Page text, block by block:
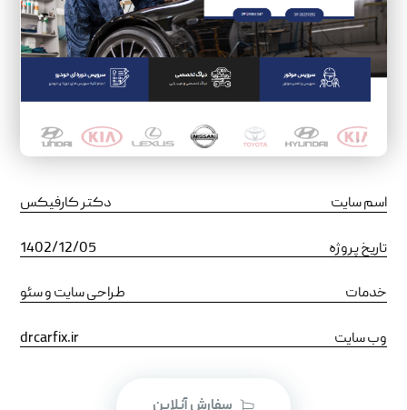
اسم سایت دکتر کارفیکس
تاریخ پروژه 1402/12/05
خدمات طراحی سایت و سئو
وب سایت drcarfix.ir